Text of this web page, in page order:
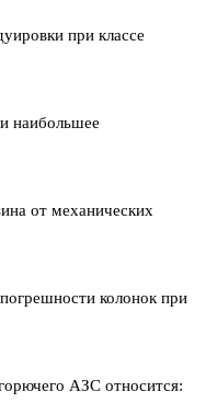
при классе
наибольшее
от механических
колонок при
АЗС относится: